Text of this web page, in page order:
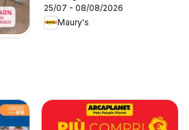
25/07 - 08/08/2026
Maury's